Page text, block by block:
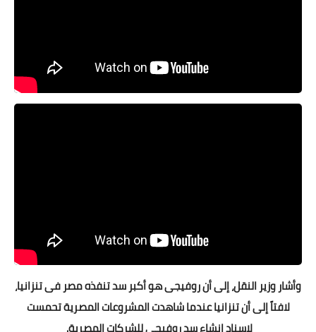
وأشار وزير النقل، إلى أن روفيجى هو أكبر سد تنفذه مصر فى تنزانيا،
لافتاً إلى أن تنزانيا عندما شاهدت المشروعات المصرية تحمست